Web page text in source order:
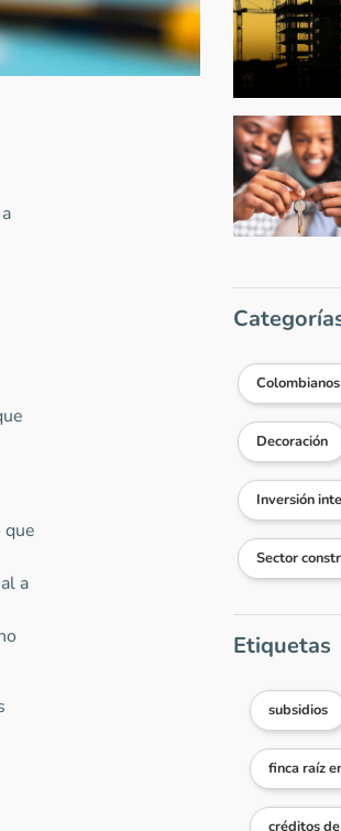
a
Decoración
Inversión
Sector
Etiquetas
subsidios
finca raíz
créditos